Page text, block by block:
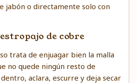
jabón o directamente solo con
de cobre
trata de enjuagar bien la malla
no quede ningún resto de
aclara, escurre y deja secar